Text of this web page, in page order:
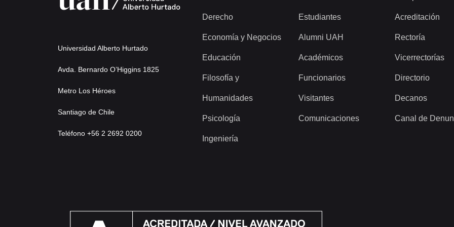
Universidad Alberto Hurtado
Avda. Bernardo O’Higgins 1825
Metro Los Héroes
Santiago de Chile
Teléfono +56 2 2692 0200
Derecho
Economía y Negocios
Educación
Filosofía y
Humanidades
Psicología
Ingeniería
Estudiantes
Alumni UAH
Académicos
Funcionarios
Visitantes
Comunicaciones
Acreditación
Rectoría
Vicerrectorías
Directorio
Decanos
Canal de